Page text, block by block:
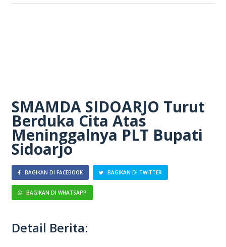
SMAMDA SIDOARJO Turut
Berduka Cita Atas
Meninggalnya PLT Bupati
Sidoarjo
BAGIKAN DI FACEBOOK BAGIKAN DI TWITTER
BAGIKAN DI WHATSAPP
Detail Berita: